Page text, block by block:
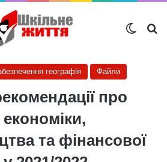
географія Файли
про
та фінансової